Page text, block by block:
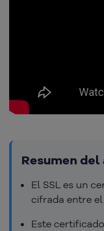
Resumen
El SSL es un
cifrada entre
Este